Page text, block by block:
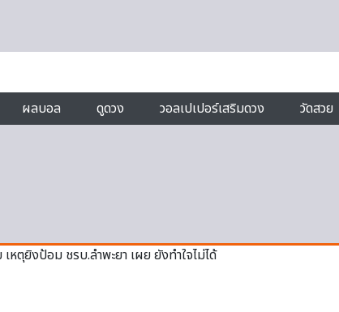
ผลบอล ดูดวง วอลเปเปอร์เสริมดวง วัดสวย